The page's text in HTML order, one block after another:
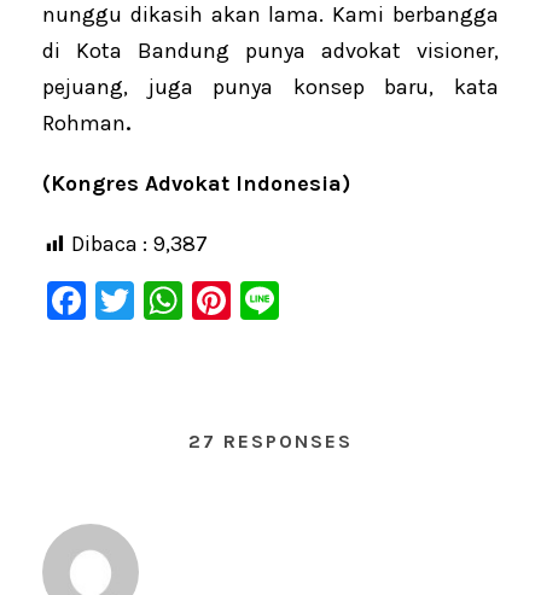
nunggu dikasih akan lama. Kami berbangga
di Kota Bandung punya advokat visioner,
pejuang, juga punya konsep baru, kata
Rohman.
(Kongres Advokat Indonesia)
Dibaca : 9,387
F
o
k
T
W
A
Pi
st
27 RESPONSES